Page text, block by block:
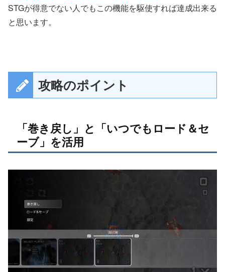
STGが得意でない人でもこの機能を駆使すれば達成出来る
と思います。
攻略のポイント
「巻き戻し」と「いつでもロード＆セ
ーブ」を活用